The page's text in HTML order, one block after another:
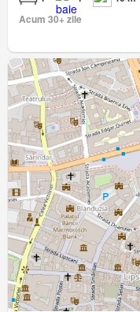
Acum 30+ zile